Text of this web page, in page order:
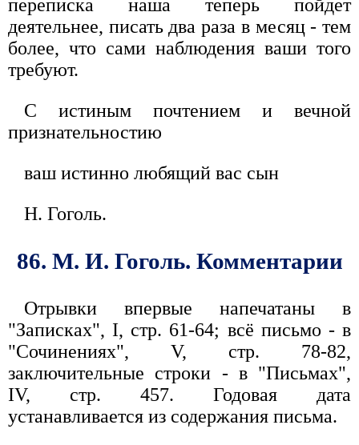
переписка наша теперь пойдет
деятельнее, писать два раза в месяц - тем
более, что сами наблюдения ваши того
требуют.
С истиным почтением и вечной
признательностию
ваш истинно любящий вас сын
Н. Гоголь.
86. М. И. Гоголь. Комментарии
Отрывки впервые напечатаны в
"Записках", I, стр. 61-64; всё письмо - в
"Сочинениях", V, стр. 78-82,
заключительные строки - в "Письмах",
IV, стр. 457. Годовая дата
устанавливается из содержания письма.